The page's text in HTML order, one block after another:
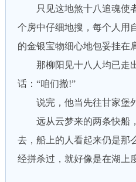
只见这地煞十八追魂使
个房中仔细地搜，每个人用
的金银宝物细心地包妥挂在
那柳阳见十八人均已走
话：“咱们撤!”
说完，他当先往甘家堡外
远从云梦来的两条快船
去，船上的人看起来仍是那
经拼杀过，就好像是在湖上